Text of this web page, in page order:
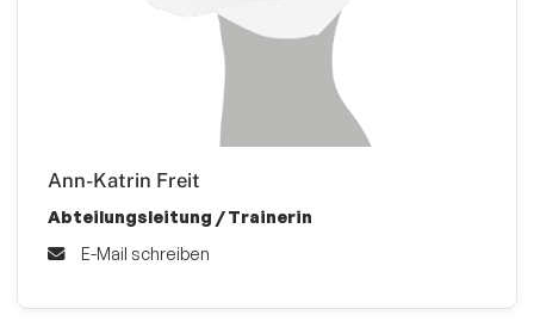
Ann-Katrin Freit
Abteilungsleitung / Trainerin
E-Mail schreiben